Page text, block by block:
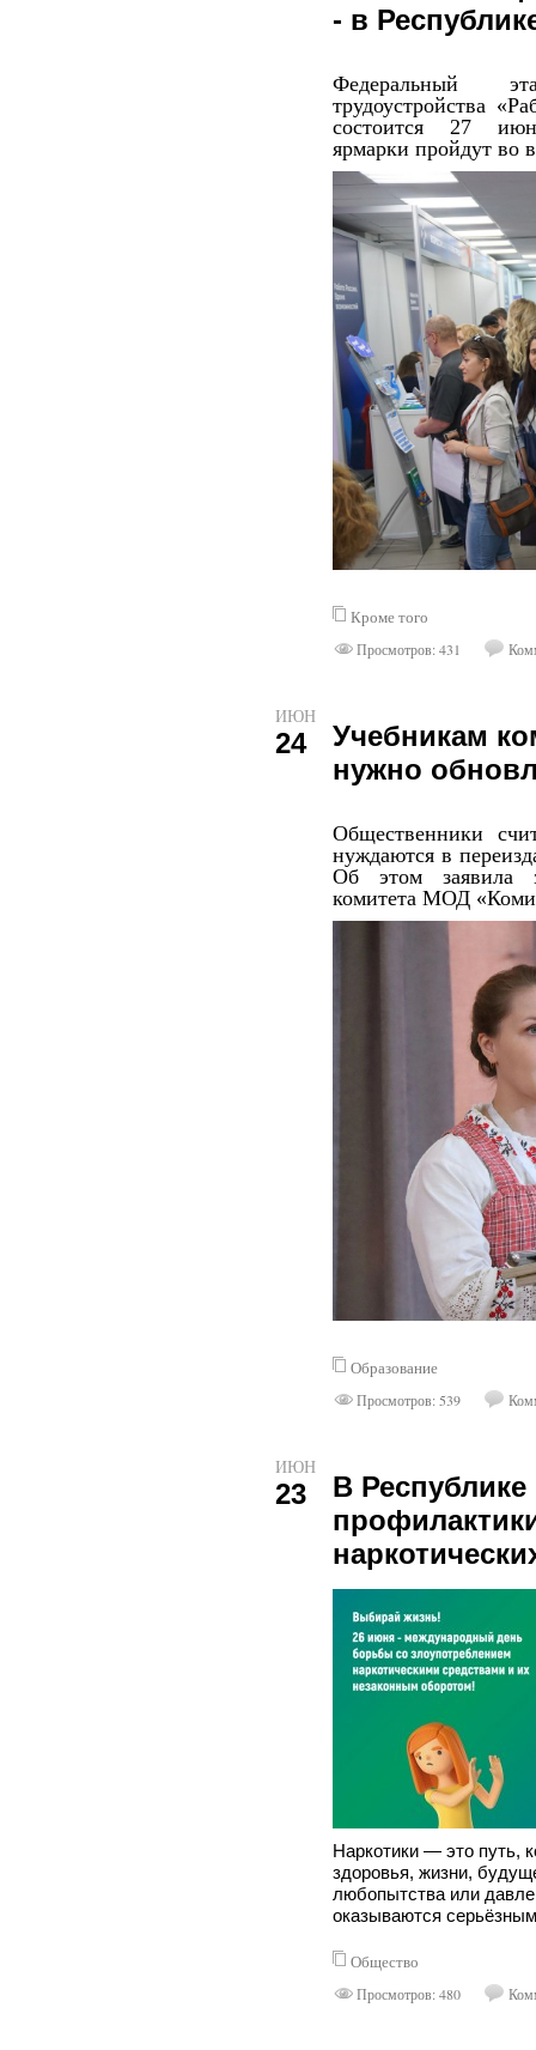
- в
Федеральный
трудоустройства
состоится 27
ярмарки пройдут во
Кроме того
Просмотров: 431
ИЮН
24
Учебникам
нужно
Общественники
нуждаются в
Об этом заявила
комитета МОД
Образование
Просмотров: 539
ИЮН
23
В
Наркотики — это путь,
здоровья, жизни,
любопытства или
оказываются
Общество
Просмотров: 480